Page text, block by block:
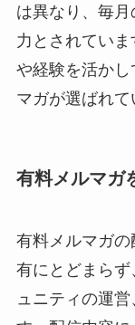
は異なり、毎
力とされてい
や経験を活か
マガが選ばれて
有料メルマガ
有料メルマガ
有にとどまらず
ュニティの運